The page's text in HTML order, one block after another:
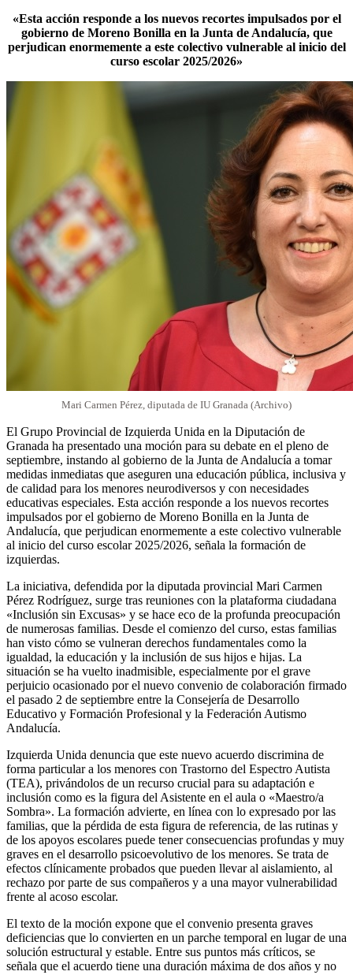
«Esta acción responde a los nuevos recortes impulsados por el
gobierno de Moreno Bonilla en la Junta de Andalucía, que
perjudican enormemente a este colectivo vulnerable al inicio del
curso escolar 2025/2026»
Mari Carmen Pérez, diputada de IU Granada (Archivo)
El Grupo Provincial de Izquierda Unida en la Diputación de
Granada ha presentado una moción para su debate en el pleno de
septiembre, instando al gobierno de la Junta de Andalucía a tomar
medidas inmediatas que aseguren una educación pública, inclusiva y
de calidad para los menores neurodiversos y con necesidades
educativas especiales. Esta acción responde a los nuevos recortes
impulsados por el gobierno de Moreno Bonilla en la Junta de
Andalucía, que perjudican enormemente a este colectivo vulnerable
al inicio del curso escolar 2025/2026, señala la formación de
izquierdas.
La iniciativa, defendida por la diputada provincial Mari Carmen
Pérez Rodríguez, surge tras reuniones con la plataforma ciudadana
«Inclusión sin Excusas» y se hace eco de la profunda preocupación
de numerosas familias. Desde el comienzo del curso, estas familias
han visto cómo se vulneran derechos fundamentales como la
igualdad, la educación y la inclusión de sus hijos e hijas. La
situación se ha vuelto inadmisible, especialmente por el grave
perjuicio ocasionado por el nuevo convenio de colaboración firmado
el pasado 2 de septiembre entre la Consejería de Desarrollo
Educativo y Formación Profesional y la Federación Autismo
Andalucía.
Izquierda Unida denuncia que este nuevo acuerdo discrimina de
forma particular a los menores con Trastorno del Espectro Autista
(TEA), privándolos de un recurso crucial para su adaptación e
inclusión como es la figura del Asistente en el aula o «Maestro/a
Sombra». La formación advierte, en línea con lo expresado por las
familias, que la pérdida de esta figura de referencia, de las rutinas y
de los apoyos escolares puede tener consecuencias profundas y muy
graves en el desarrollo psicoevolutivo de los menores. Se trata de
efectos clínicamente probados que pueden llevar al aislamiento, al
rechazo por parte de sus compañeros y a una mayor vulnerabilidad
frente al acoso escolar.
El texto de la moción expone que el convenio presenta graves
deficiencias que lo convierten en un parche temporal en lugar de una
solución estructural y estable. Entre sus puntos más críticos, se
señala que el acuerdo tiene una duración máxima de dos años y no